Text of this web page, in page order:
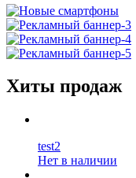
Хиты продаж
test2
Нет в наличии